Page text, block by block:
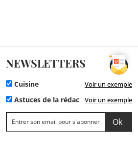
NEWSLETTERS
Cuisine Voir un exemple
Astuces de la rédac Voir un exemple